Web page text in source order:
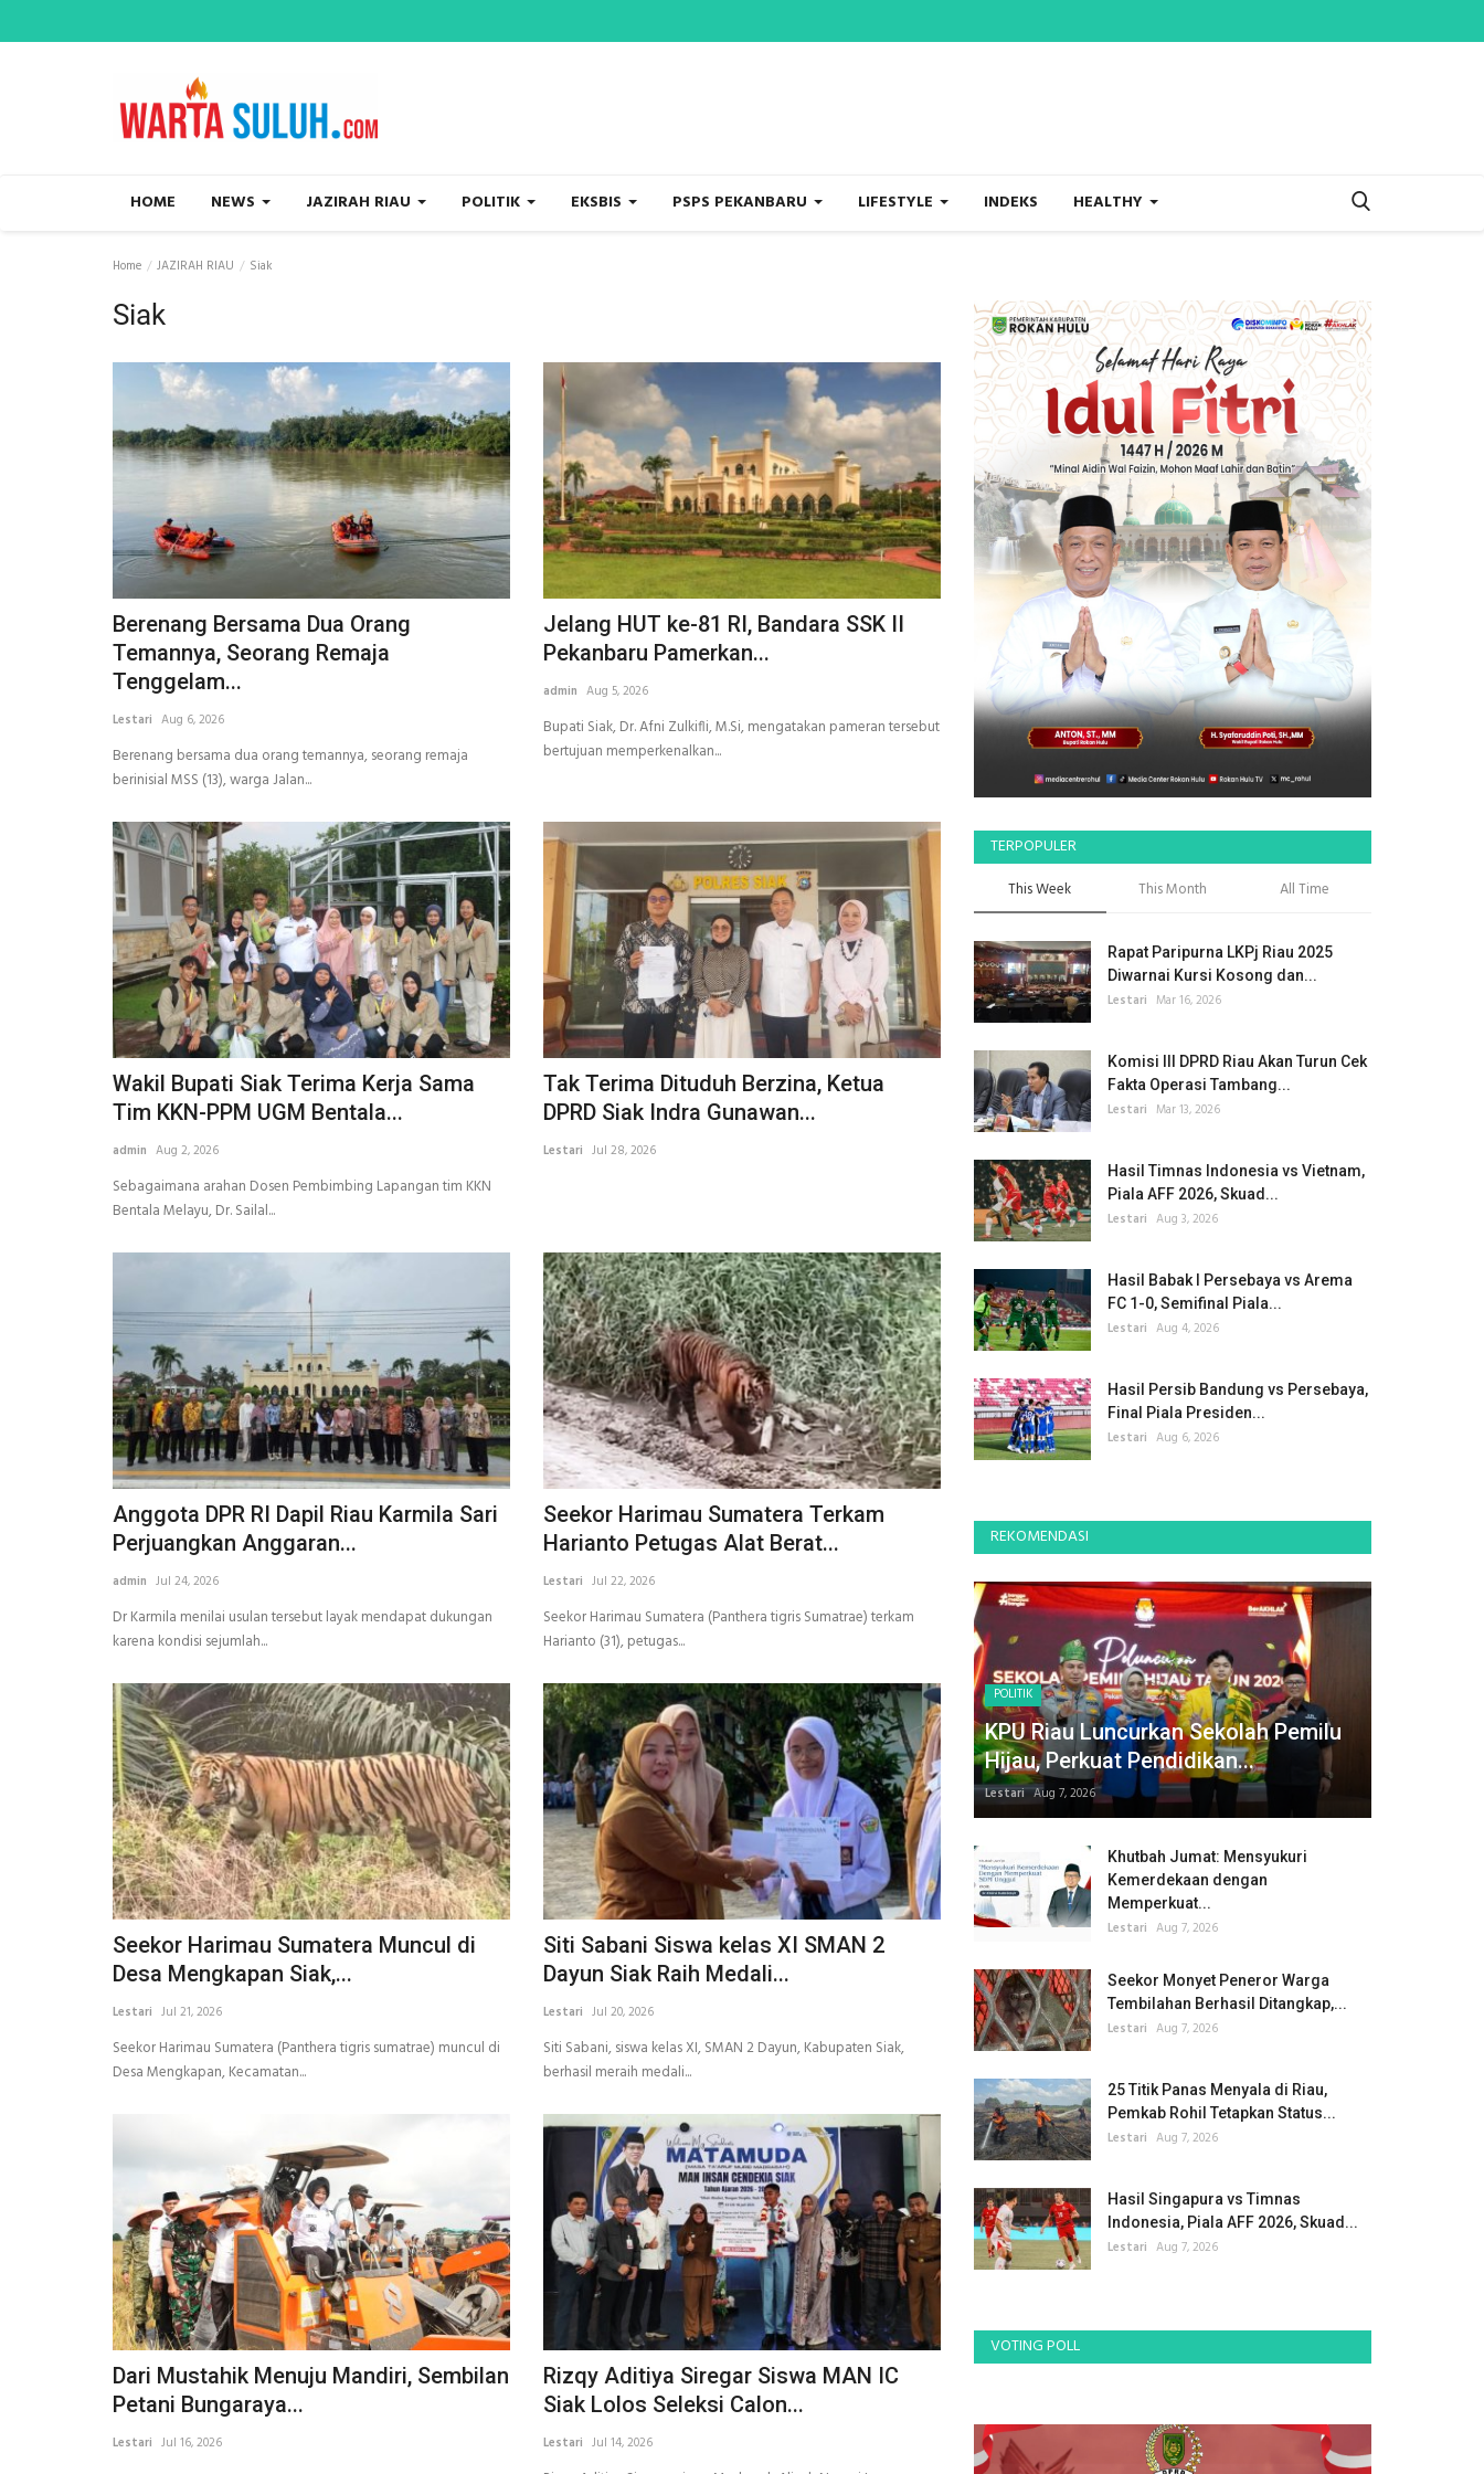
HOME NEWS JAZIRAH RIAU POLITIK EKSBIS PSPS PEKANBARU LIFESTYLE INDEKS HEALTHY
Home JAZIRAH RIAU Siak
Siak
Berenang Bersama Dua Orang
Temannya, Seorang Remaja
Tenggelam...
Lestari Aug 6, 2026
Berenang bersama dua orang temannya, seorang remaja
berinisial MSS (13), warga Jalan...
Jelang HUT ke-81 RI, Bandara SSK II
Pekanbaru Pamerkan...
admin Aug 5, 2026
Bupati Siak, Dr. Afni Zulkifli, M.Si, mengatakan pameran tersebut
bertujuan memperkenalkan...
Wakil Bupati Siak Terima Kerja Sama
Tim KKN-PPM UGM Bentala...
admin Aug 2, 2026
Sebagaimana arahan Dosen Pembimbing Lapangan tim KKN
Bentala Melayu, Dr. Sailal...
Tak Terima Dituduh Berzina, Ketua
DPRD Siak Indra Gunawan...
Lestari Jul 28, 2026
Anggota DPR RI Dapil Riau Karmila Sari
Perjuangkan Anggaran...
admin Jul 24, 2026
Dr Karmila menilai usulan tersebut layak mendapat dukungan
karena kondisi sejumlah...
Seekor Harimau Sumatera Terkam
Harianto Petugas Alat Berat...
Lestari Jul 22, 2026
Seekor Harimau Sumatera (Panthera tigris Sumatrae) terkam
Harianto (31), petugas...
Seekor Harimau Sumatera Muncul di
Desa Mengkapan Siak,...
Lestari Jul 21, 2026
Seekor Harimau Sumatera (Panthera tigris sumatrae) muncul di
Desa Mengkapan, Kecamatan...
Siti Sabani Siswa kelas XI SMAN 2
Dayun Siak Raih Medali...
Lestari Jul 20, 2026
Siti Sabani, siswa kelas XI, SMAN 2 Dayun, Kabupaten Siak,
berhasil meraih medali...
Dari Mustahik Menuju Mandiri, Sembilan
Petani Bungaraya...
Lestari Jul 16, 2026
Rizqy Aditiya Siregar Siswa MAN IC
Siak Lolos Seleksi Calon...
Lestari Jul 14, 2026
TERPOPULER
This Week This Month All Time
Rapat Paripurna LKPj Riau 2025
Diwarnai Kursi Kosong dan...
Lestari Mar 16, 2026
Komisi III DPRD Riau Akan Turun Cek
Fakta Operasi Tambang...
Lestari Mar 13, 2026
Hasil Timnas Indonesia vs Vietnam,
Piala AFF 2026, Skuad...
Lestari Aug 3, 2026
Hasil Babak I Persebaya vs Arema
FC 1-0, Semifinal Piala...
Lestari Aug 4, 2026
Hasil Persib Bandung vs Persebaya,
Final Piala Presiden...
Lestari Aug 6, 2026
REKOMENDASI
POLITIK
KPU Riau Luncurkan Sekolah Pemilu
Hijau, Perkuat Pendidikan...
Lestari Aug 7, 2026
Khutbah Jumat: Mensyukuri
Kemerdekaan dengan
Memperkuat...
Lestari Aug 7, 2026
Seekor Monyet Peneror Warga
Tembilahan Berhasil Ditangkap,...
Lestari Aug 7, 2026
25 Titik Panas Menyala di Riau,
Pemkab Rohil Tetapkan Status...
Lestari Aug 7, 2026
Hasil Singapura vs Timnas
Indonesia, Piala AFF 2026, Skuad...
Lestari Aug 7, 2026
VOTING POLL